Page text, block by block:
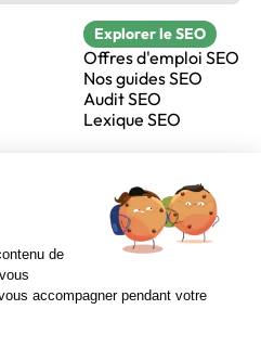
Sur Youtube
Explorer le SEO
Offres d'emploi SEO
Nos guides SEO
Audit SEO
Lexique SEO